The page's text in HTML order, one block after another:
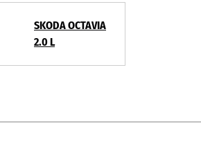
SKODA OCTAVIA
2.0 L